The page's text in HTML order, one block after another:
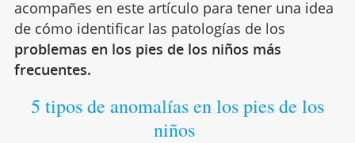
acompañes en este artículo para tener una idea
de cómo identificar las patologías de los
problemas en los pies de los niños más
frecuentes.
5 tipos de anomalías en los pies de los
niños